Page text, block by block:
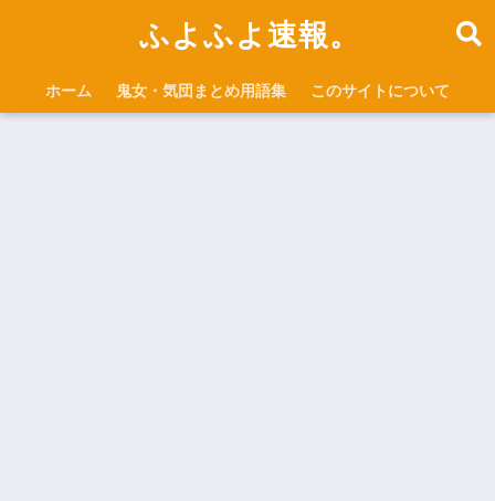
ふよふよ速報。
ホーム 鬼女・気団まとめ用語集 このサイトについて